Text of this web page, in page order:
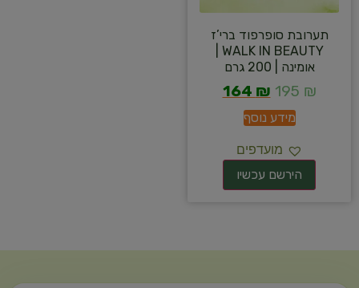
תערובת סופרפוד ברי’ז
אומינה | 200 גרם
195 ₪
164 ₪
מידע נוסף
מועדפים